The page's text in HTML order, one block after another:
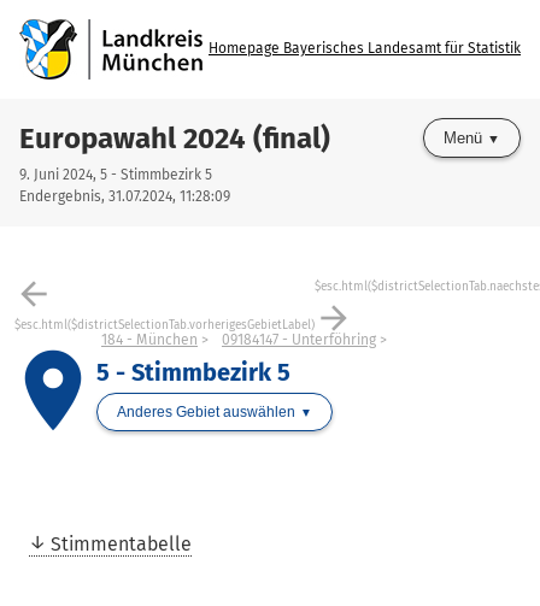
Homepage Bayerisches Landesamt für Statistik
Europawahl 2024 (final)
9. Juni 2024, 5 - Stimmbezirk 5
Endergebnis, 31.07.2024, 11:28:09
Menü
arrow_back
$esc.html($districtSelectionTab.vorherigesGebietLabel) arrow_forward
place
184 - München 09184147 - Unterföhring
5 - Stimmbezirk 5
Anderes Gebiet auswählen
Stimmentabelle